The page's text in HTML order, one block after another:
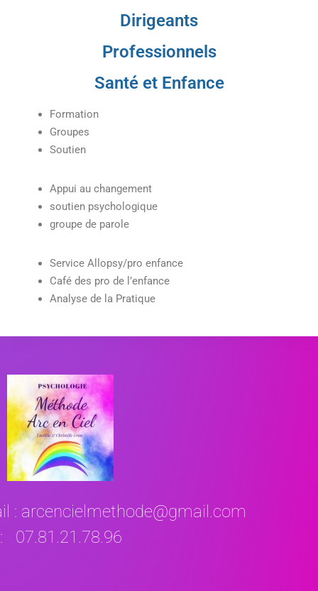
Dirigeants
Professionnels
Santé et Enfance
Formation
Groupes
Soutien
Appui au changement
soutien psychologique
groupe de parole
Service Allopsy/pro enfance
Café des pro de l’enfance
Analyse de la Pratique
: arcencielmethode@gmail.com
07.81.21.78.96